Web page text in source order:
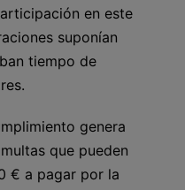
en este
suponían
tiempo de
genera
que pueden
€ a pagar por la